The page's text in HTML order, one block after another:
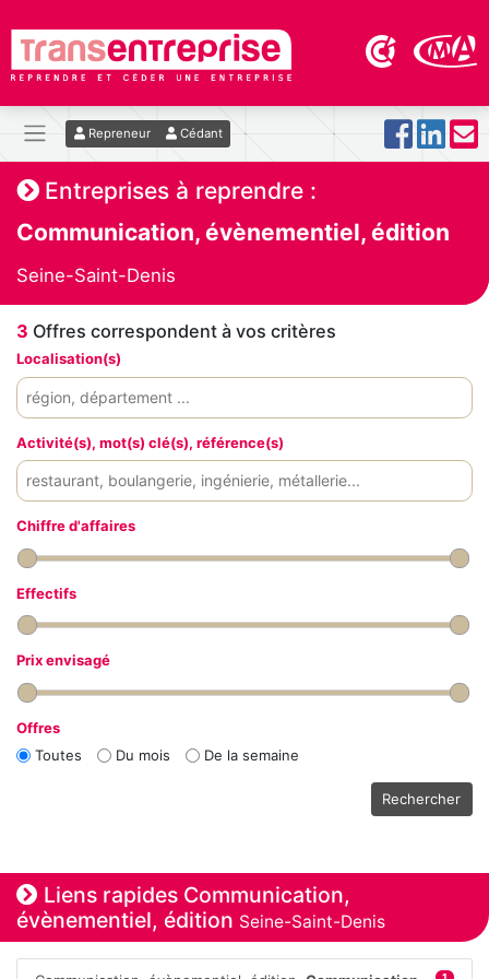
Repreneur Cédant
Entreprises à reprendre :
Communication, évènementiel, édition
Seine-Saint-Denis
3 Offres correspondent à vos critères
Localisation(s)
Activité(s), mot(s) clé(s), référence(s)
Chiffre d'affaires
Effectifs
Prix envisagé
Offres
Toutes
Du mois De la semaine
Rechercher
Liens rapides Communication,
évènementiel, édition Seine-Saint-Denis